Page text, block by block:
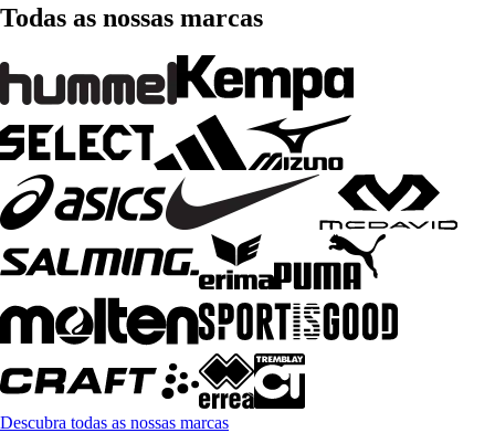
Todas as nossas marcas
Descubra todas as nossas marcas